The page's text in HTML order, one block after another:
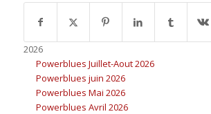
2026
Powerblues Juillet-Aout 2026
Powerblues juin 2026
Powerblues Mai 2026
Powerblues Avril 2026